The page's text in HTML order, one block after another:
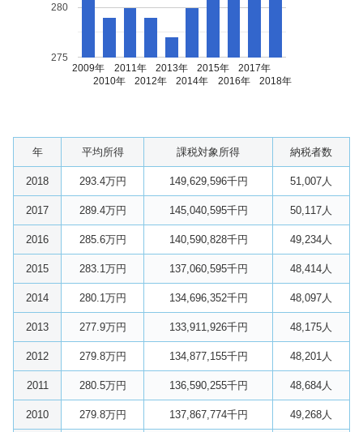
2009年
2010年
2011年
2012年
2013年
2014年
2015年
2016年
2017年
2018年
275
280
年 平均所得 課税対象所得 納税者数
2018 293.4万円 149,629,596千円 51,007人
2017 289.4万円 145,040,595千円 50,117人
2016 285.6万円 140,590,828千円 49,234人
2015 283.1万円 137,060,595千円 48,414人
2014 280.1万円 134,696,352千円 48,097人
2013 277.9万円 133,911,926千円 48,175人
2012 279.8万円 134,877,155千円 48,201人
2011 280.5万円 136,590,255千円 48,684人
2010 279.8万円 137,867,774千円 49,268人